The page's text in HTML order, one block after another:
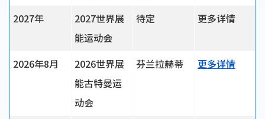
世界运动会为新老运动员提供了一个机会，让他们在残
参加比赛的运动员在残奥会上赢得了奖牌，或者在其他
地方达到了成功的最高高度。该计划以广泛而多样的运
动为特色，每届都会发生变化。
运动会周期：四年一届
2027年
2027世界展
能运动会
待定 更多详情
2026年8月
2026世界展
能古特曼运
动会
芬兰拉赫蒂 更多详情